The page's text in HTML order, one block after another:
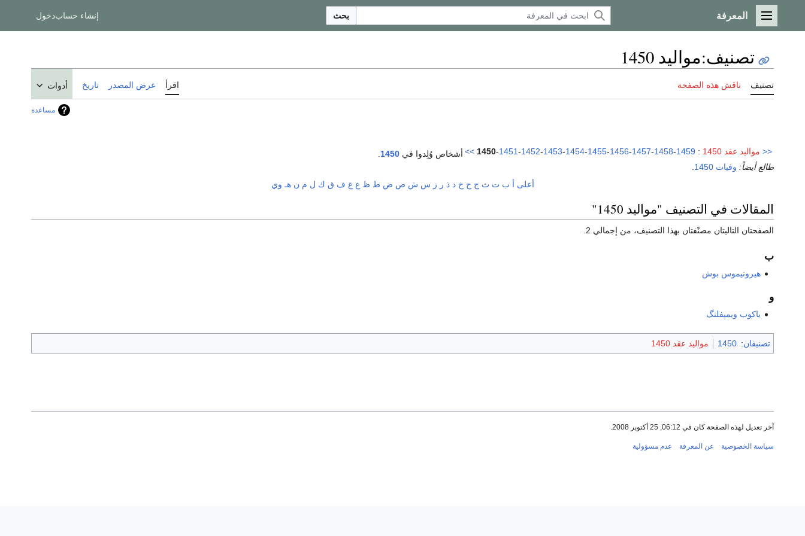
القائمة الرئيسية
المعرفة بحث إنشاء حسابدخول
تصنيف:مواليد 1450
تصنيف ناقش هذه الصفحة اقرأ عرض المصدر تاريخ أدوات
مساعدة
<< مواليد عقد 1450 :
1450-1451-1452-1453-1454-1455-1456-1457-1458-1459
>> أشخاص وُلِدوا في 1450
طالع أيضاً: وفيات 1450
أعلى أ ب ت ث ج ح خ د ذ ر ز س ش ص ض ط ظ ع غ ف ق ك ل م ن هـ وي
المقالات في التصنيف "مواليد 1450"
الصفحتان التاليتان مصنّفتان بهذا التصنيف، من إجمالي 2.
ب
هيرونيموس بوش
و
ياكوب ويمپفلنگ
تصنيفان:
1450 مواليد عقد 1450
آخر تعديل لهذه الصفحة كان في 06:12, 25 أكتوبر 2008.
سياسة الخصوصية عن المعرفة عدم مسؤولية